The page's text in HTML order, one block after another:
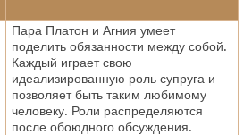
Пара Платон и Агния умеет
поделить обязанности между собой.
Каждый играет свою
идеализированную роль супруга и
позволяет быть таким любимому
человеку. Роли распределяются
после обоюдного обсуждения.